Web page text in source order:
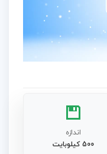
اندازه
500 کیلوبایت